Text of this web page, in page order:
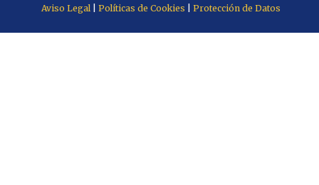
Aviso Legal| Políticas de Cookies Protección de Datos